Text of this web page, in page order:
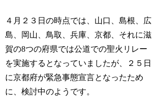
４月２３日の時点では、山口、島根、広
島、岡山、鳥取、兵庫、京都、それに滋
賀の8つの府県では公道での聖火リレー
を実施するとなっていましたが、２５日
に京都府が緊急事態宣言となったため
に、検討中のようです。